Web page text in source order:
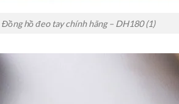
Đồng hồ đeo tay chính hãng – DH180 (1)